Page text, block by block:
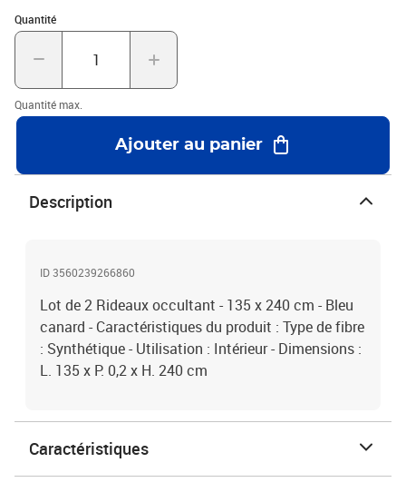
Quantité
Quantité : 1
Quantité max.
Ajouter au panier
Description
ID 3560239266860
Lot de 2 Rideaux occultant - 135 x 240 cm - Bleu
canard - Caractéristiques du produit : Type de fibre
: Synthétique - Utilisation : Intérieur - Dimensions :
L. 135 x P. 0,2 x H. 240 cm
Caractéristiques